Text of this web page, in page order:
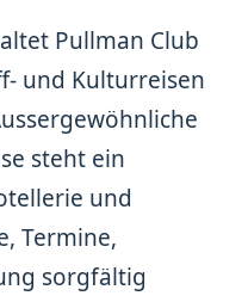
Pullman Club
und Kulturreisen
steht ein
und
Termine,
sorgfältig